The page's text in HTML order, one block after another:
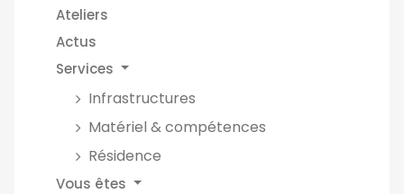
Ateliers
Actus
Services
Infrastructures
Matériel & compétences
Résidence
Vous êtes